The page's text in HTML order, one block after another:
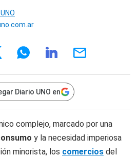
Diario UNO en
complejo, marcado por una
y la necesidad imperiosa
minorista, los comercios del